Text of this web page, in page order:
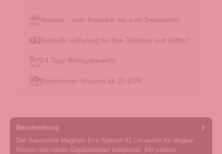
Marken – vom Klassiker bis zum Trendsetter
Schnelle Lieferung für Ihre Taschen und Koffer!
14 Tage Rückgaberecht
Kostenloser Versand ab 20 EUR
Beschreibung
Der Samsonite Magnum Eco Spinner 81 cm wurde für längere
Reisen und hohen Gepäckbedarf entwickelt. Mit seinem